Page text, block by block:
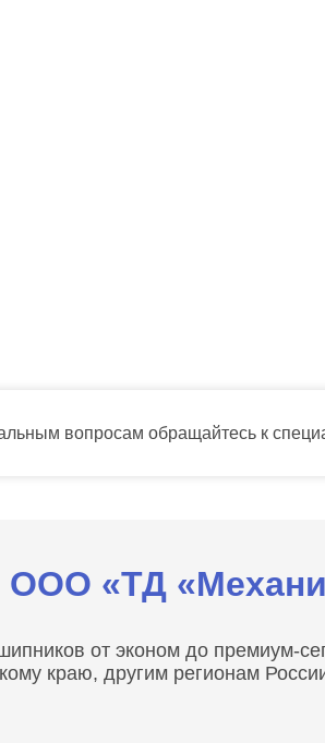
вопросам обращайтесь к
ООО «ТД
от эконом до премиум-
краю, другим регионам